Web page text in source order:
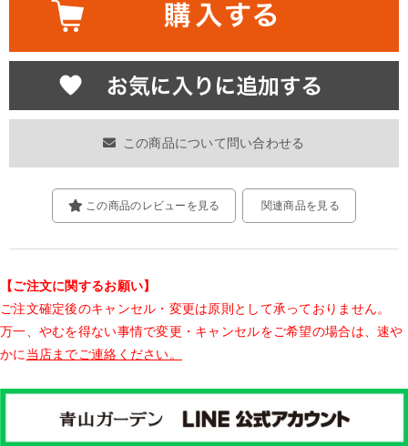
この商品について問い合わせる
関連商品を見る
この商品のレビューを見る
【ご注文に関するお願い】
ご注文確定後のキャンセル・変更は原則として承っておりません。
万一、やむを得ない事情で変更・キャンセルをご希望の場合は、速や
かに 当店までご連絡ください。